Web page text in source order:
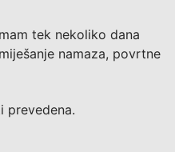
tek nekoliko dana
namaza, povrtne
prevedena.